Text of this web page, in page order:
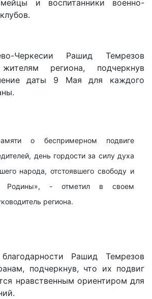
и воспитанники военно-
Черкесии Рашид Темрезов
региона, подчеркнув
даты 9 Мая для каждого
о беспримерном подвиге
день гордости за силу духа
народа, отстоявшего свободу и
Родины», - отметил в своем
региона.
Рашид Темрезов
подчеркнув, что их подвиг
нравственным ориентиром для